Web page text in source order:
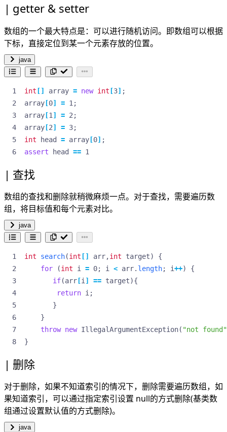
getter & setter
数组的一个最大特点是：可以进行随机访问。即数组可以根据
下标，直接定位到某一个元素存放的位置。
java
int[] array = new int[3] ;
array[0] = 1 ;
array[1 ] = 2 ;
array[2] = 3;
int
head = array[0] ;
assert
head == 1
查找
数组的查找和删除就稍微麻烦一点。对于查找，需要遍历数
组，将目标值和每个元素对比。
java
int search(int [] arr,int target)
{
for
(int i = 0; i < arr. length; i++)
{
if(arr [i ] == target){
return i ;
}
}
throw new IllegalArgumentException( "not found"
}
删除
对于删除，如果不知道索引的情况下，删除需要遍历数组，如
果知道索引，可以通过指定索引设置 null的方式删除(基类数
组通过设置默认值的方式删除)。
java